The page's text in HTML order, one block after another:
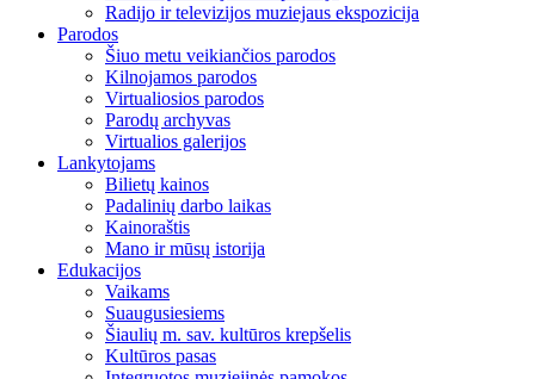
Radijo ir televizijos muziejaus ekspozicija
Parodos
Šiuo metu veikiančios parodos
Kilnojamos parodos
Virtualiosios parodos
Parodų archyvas
Virtualios galerijos
Lankytojams
Bilietų kainos
Padalinių darbo laikas
Kainoraštis
Mano ir mūsų istorija
Edukacijos
Vaikams
Suaugusiesiems
Šiaulių m. sav. kultūros krepšelis
Kultūros pasas